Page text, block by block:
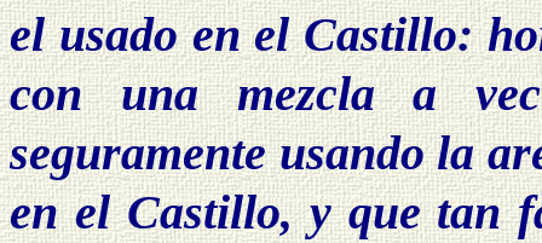
el usado en el Castillo:
con una mezcla a
seguramente usando la
en el Castillo, y que tan